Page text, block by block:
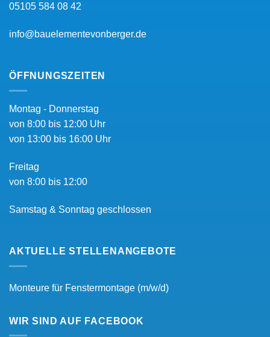
05105 584 08 42
info@bauelementevonberger.de
ÖFFNUNGSZEITEN
Montag - Donnerstag
von 8:00 bis 12:00 Uhr
von 13:00 bis 16:00 Uhr
Freitag
von 8:00 bis 12:00
Samstag & Sonntag geschlossen
AKTUELLE STELLENANGEBOTE
Monteure für Fenstermontage (m/w/d)
WIR SIND AUF FACEBOOK